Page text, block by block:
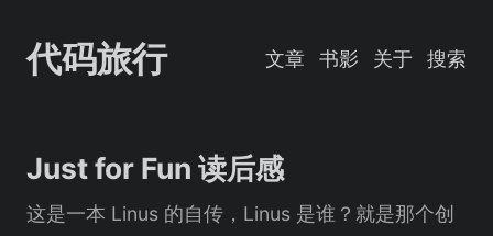
代码旅行 文章 书影 关于 搜索
Just for Fun 读后感
这是一本 Linus 的自传，Linus 是谁？就是那个创